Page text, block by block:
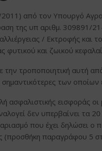
από τον Υπουργό
της υπ αριθμ. 309891/
/ Εκτροφής και
φυτικού και ζωικού
τροποποιητική αυτή
των οποίων
ασφαλιστικής εισφοράς
δεν υπερβαίνει τα
που έχει δηλώσει ο
(προσθήκη παραγράφου 5